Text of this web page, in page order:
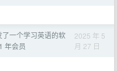
了一个学习英语的软
年会员
2025 年 5
月 27 日